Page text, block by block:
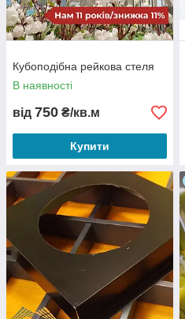
Кубоподібна рейкова стеля
В наявності
від 750 ₴/кв.м
Купити